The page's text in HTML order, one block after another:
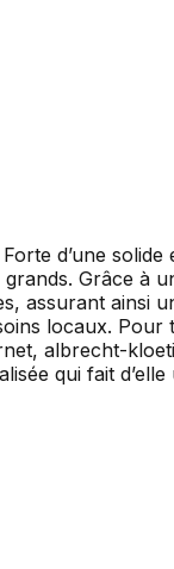
d’une solide
Grâce à
assurant ainsi
locaux.
albrecht-
qui fait